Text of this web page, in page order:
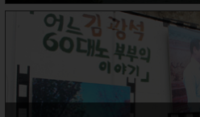
전라남도 목포시
바닷가를 낀 아름다운 도시 목포! 역사, 문화
가 끝내주는 야경투어도 있다.